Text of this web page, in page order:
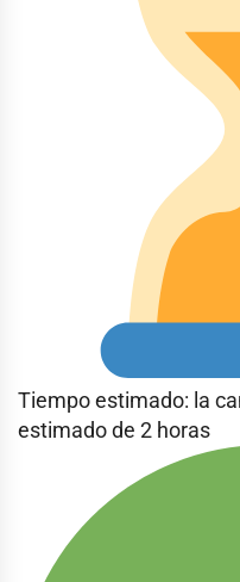
Tiempo estimado: la
estimado de 2 horas